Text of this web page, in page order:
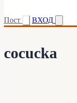
Пост ВХОД
cocucka